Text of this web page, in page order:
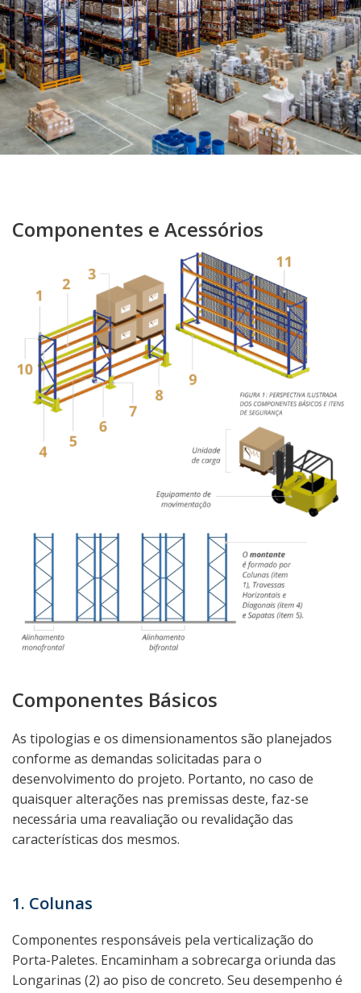
Componentes e Acessórios
Componentes Básicos
As tipologias e os dimensionamentos são planejados
conforme as demandas solicitadas para o
desenvolvimento do projeto. Portanto, no caso de
quaisquer alterações nas premissas deste, faz-se
necessária uma reavaliação ou revalidação das
características dos mesmos.
1. Colunas
Componentes responsáveis pela verticalização do
Porta-Paletes. Encaminham a sobrecarga oriunda das
Longarinas (2) ao piso de concreto. Seu desempenho é